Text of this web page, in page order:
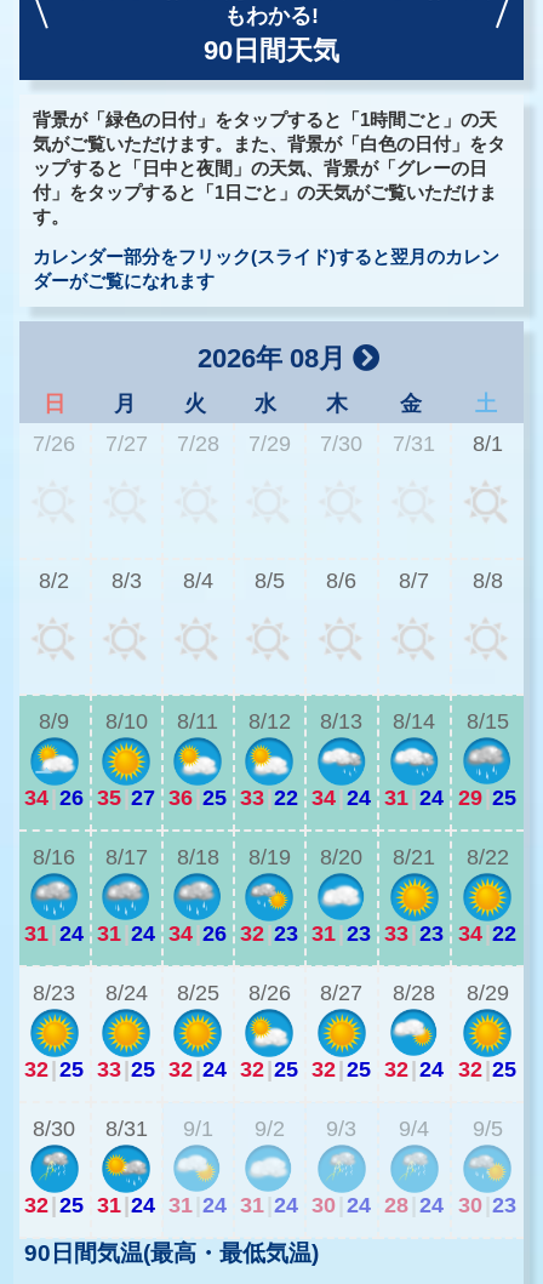
もわかる!
90日間天気
背景が「緑色の日付」をタップすると「1時間ごと」の天
気がご覧いただけます。また、背景が「白色の日付」をタ
ップすると「日中と夜間」の天気、背景が「グレーの日
付」をタップすると「1日ごと」の天気がご覧いただけま
す。
カレンダー部分をフリック(スライド)すると翌月のカレン
ダーがご覧になれます
2026年 08月
日 月 火 水 木 金
土
7/26
7/27 7/28 7/29 7/30 7/31 8/1
8/2 8/3 8/4 8/5 8/6 8/7 8/8
8/9
34|26
8/10
35|27
8/11
36|25
8/12
33|22
8/13
34|24
8/14
31|24
8/15
29|25
8/16
31|24
8/17
31|24
8/18
34|26
8/19
32|23
8/20
31|23
8/21
33|23
8/22
34|22
8/23
32|25
8/24
33|25
8/25
32|24
8/26
32|25
8/27
32|25
8/28
32|24
8/29
32|25
8/30
32|25
8/31
31|24
9/1
31 24
9/2
31 24
9/3
30 24
9/4
28 24
9/5
30 23
90日間気温(最高・最低気温)